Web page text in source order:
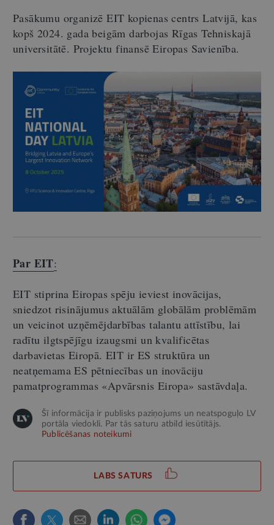
Pasākumu organizē EIT kopienas centrs Latvijā, kas
kopš 2024. gada beigām darbojas Rīgas Tehniskajā
universitātē. Projektu finansē Eiropas Savienība.
Par EIT:
EIT stiprina Eiropas spēju ieviest inovācijas,
sniedzot risinājumus aktuālām globālām problēmām
un veicinot uzņēmējdarbības talantu attīstību, lai
radītu ilgtspējīgu izaugsmi un kvalificētas
darbavietas Eiropā. EIT ir ES struktūra un
neatņemama ES pētniecības un inovāciju
pamatprogrammas «Apvārsnis Eiropa» sastāvdaļa.
Šī informācija ir publisks paziņojums un neatspoguļo LV
portāla viedokli. Par tās saturu atbild iesūtītājs.
Publicēšanas noteikumi
LABS SATURS